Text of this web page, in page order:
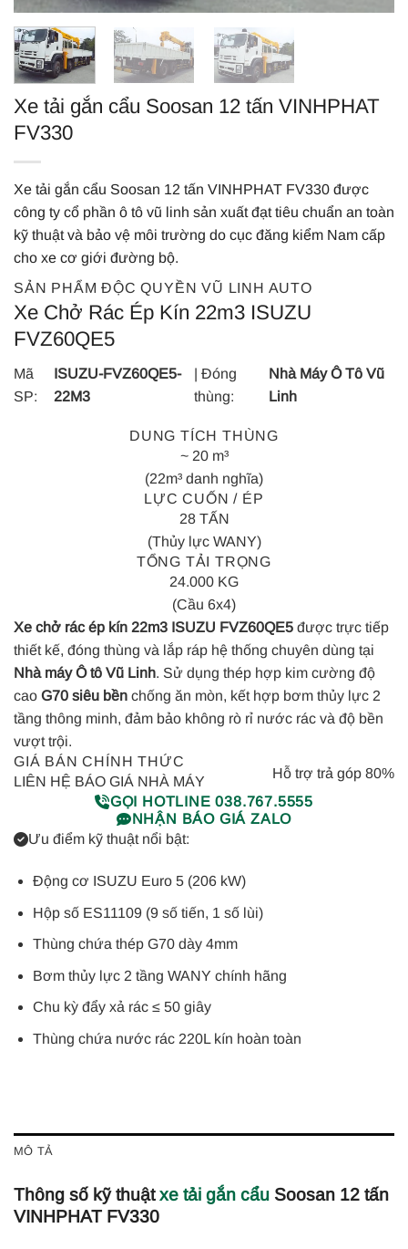
Xe tải gắn cẩu Soosan 12 tấn VINHPHAT
FV330
Xe tải gắn cẩu Soosan 12 tấn VINHPHAT FV330 được
công ty cổ phần ô tô vũ linh sản xuất đạt tiêu chuẩn an toàn
kỹ thuật và bảo vệ môi trường do cục đăng kiểm Nam cấp
cho xe cơ giới đường bộ.
SẢN PHẨM ĐỘC QUYỀN VŨ LINH AUTO
Xe Chở Rác Ép Kín 22m3 ISUZU
FVZ60QE5
Mã
SP:
ISUZU-FVZ60QE5-
22M3
| Đóng
thùng:
Nhà Máy Ô Tô Vũ
Linh
DUNG TÍCH THÙNG
~ 20 m³
(22m³ danh nghĩa)
LỰC CUỐN / ÉP
28 TẤN
(Thủy lực WANY)
TỔNG TẢI TRỌNG
24.000 KG
(Cầu 6x4)
Xe chở rác ép kín 22m3 ISUZU FVZ60QE5 được trực tiếp
thiết kế, đóng thùng và lắp ráp hệ thống chuyên dùng tại
Nhà máy Ô tô Vũ Linh. Sử dụng thép hợp kim cường độ
cao G70 siêu bền chống ăn mòn, kết hợp bơm thủy lực 2
tầng thông minh, đảm bảo không rò rỉ nước rác và độ bền
vượt trội.
GIÁ BÁN CHÍNH THỨC
LIÊN HỆ BÁO GIÁ NHÀ MÁY
Hỗ trợ trả góp 80%
GỌI HOTLINE 038.767.5555
NHẬN BÁO GIÁ ZALO
Ưu điểm kỹ thuật nổi bật:
Động cơ ISUZU Euro 5 (206 kW)
Hộp số ES11109 (9 số tiến, 1 số lùi)
Thùng chứa thép G70 dày 4mm
Bơm thủy lực 2 tầng WANY chính hãng
Chu kỳ đẩy xả rác ≤ 50 giây
Thùng chứa nước rác 220L kín hoàn toàn
MÔ TẢ
Thông số kỹ thuậtxe tải gắn cẩu Soosan 12 tấn
VINHPHAT FV330